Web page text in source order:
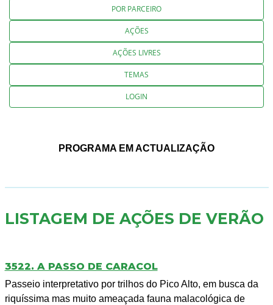
POR PARCEIRO
AÇÕES
AÇÕES LIVRES
TEMAS
LOGIN
PROGRAMA EM ACTUALIZAÇÃO
LISTAGEM DE AÇÕES DE VERÃO
3522. A PASSO DE CARACOL
Passeio interpretativo por trilhos do Pico Alto, em busca da
riquíssima mas muito ameaçada fauna malacológica de